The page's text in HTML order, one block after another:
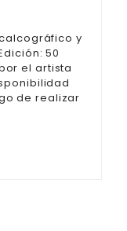
y
50
el artista
de realizar